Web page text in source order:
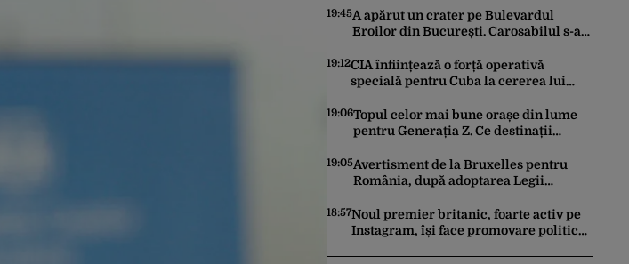
19:45A apărut un crater pe Bulevardul
Eroilor din București. Carosabilul s-a
19:12CIA înființează o forță operativă
specială pentru Cuba la cererea lui
1 alături de China, Iran și Rusia
19:06Topul celor mai bune orașe din lume
pentru Generația Z. Ce destinații
19:05Avertisment de la Bruxelles pentru
România, după adoptarea Legii
anunță că pot fi „consecințe financiare”
18:57Noul premier britanic, foarte activ pe
Instagram, își face promovare politică